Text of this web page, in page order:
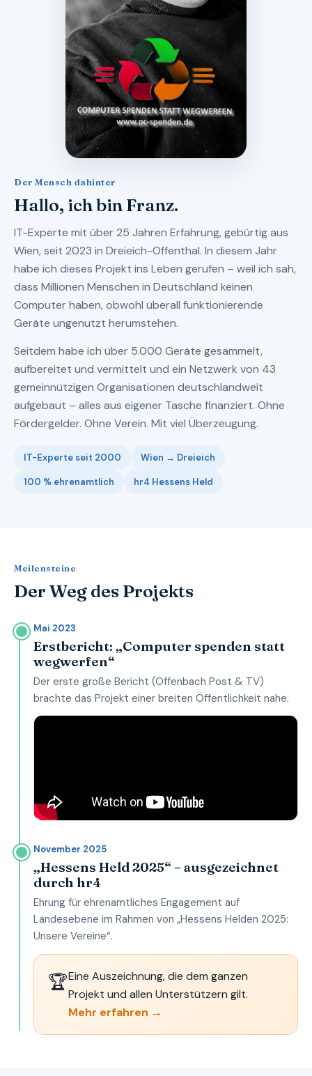
Der Mensch dahinter
Hallo, ich bin Franz.
IT-Experte mit über 25 Jahren Erfahrung, gebürtig aus
Wien, seit 2023 in Dreieich-Offenthal. In diesem Jahr
habe ich dieses Projekt ins Leben gerufen – weil ich sah,
dass Millionen Menschen in Deutschland keinen
Computer haben, obwohl überall funktionierende
Geräte ungenutzt herumstehen.
Seitdem habe ich über 5.000 Geräte gesammelt,
aufbereitet und vermittelt und ein Netzwerk von 43
gemeinnützigen Organisationen deutschlandweit
aufgebaut – alles aus eigener Tasche finanziert. Ohne
Fördergelder. Ohne Verein. Mit viel Überzeugung.
IT-Experte seit 2000 Wien → Dreieich
100 % ehrenamtlich hr4 Hessens Held
Meilensteine
Der Weg des Projekts
Mai 2023
Erstbericht: „Computer spenden statt
wegwerfen“
Der erste große Bericht (Offenbach Post & TV)
brachte das Projekt einer breiten Öffentlichkeit nahe.
November 2025
„Hessens Held 2025“ – ausgezeichnet
durch hr4
Ehrung für ehrenamtliches Engagement auf
Landesebene im Rahmen von „Hessens Helden 2025:
Unsere Vereine“.
🏆Eine Auszeichnung, die dem ganzen
Projekt und allen Unterstützern gilt.
Mehr erfahren →